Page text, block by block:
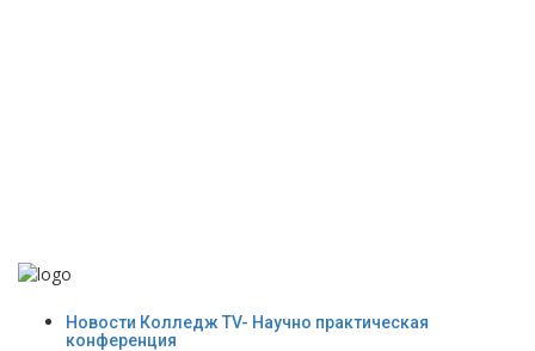
Новости Колледж TV- Научно практическая
конференция